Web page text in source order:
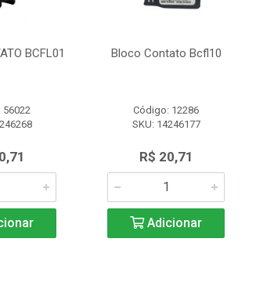
BCFL01
56022
Bloco Contato Bcfl10
Código: 12286
SKU: 14246177
R$ 20,71
Adicionar